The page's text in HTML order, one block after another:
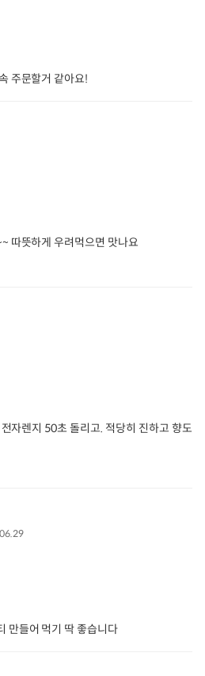
주문할거 같아요!
따뜻하게 우려먹으면 맛나요
돌리고. 적당히 진하고 향도
만들어 먹기 딱 좋습니다